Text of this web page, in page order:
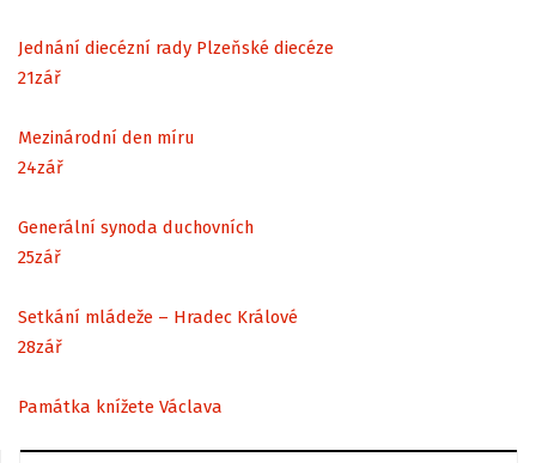
Jednání diecézní rady Plzeňské diecéze
21zář
Mezinárodní den míru
24zář
Generální synoda duchovních
25zář
Setkání mládeže – Hradec Králové
28zář
Památka knížete Václava